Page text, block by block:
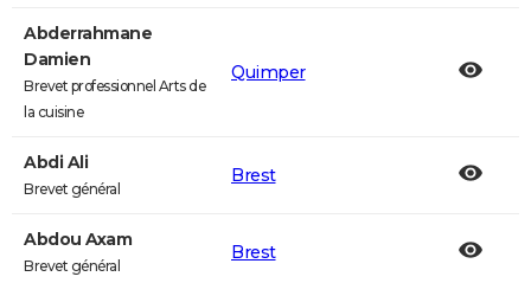
Abderrahmane
Damien
Brevet professionnel Arts de
la cuisine
Quimper
Abdi Ali
Brevet général
Brest
Abdou Axam
Brevet général
Brest